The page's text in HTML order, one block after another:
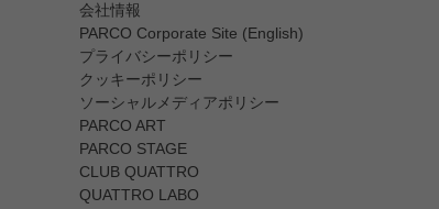
会社情報
PARCO Corporate Site (English)
プライバシーポリシー
クッキーポリシー
ソーシャルメディアポリシー
PARCO ART
PARCO STAGE
CLUB QUATTRO
QUATTRO LABO